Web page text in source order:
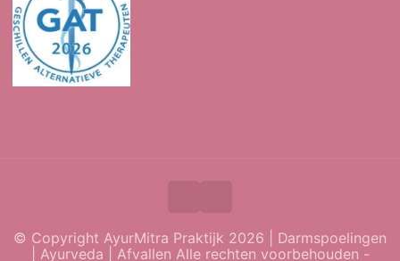
© Copyright AyurMitra Praktijk 2026 | Darmspoelingen
| Ayurveda | Afvallen Alle rechten voorbehouden -